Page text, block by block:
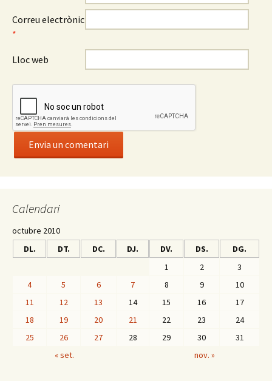
Correu electrònic
*
Lloc web
Calendari
octubre 2010
DL.
DT. DC. DJ. DV. DS. DG.
« set. nov. »
1 2
3
4
5 6 7 8 9
10
11
12 13 14 15 16
17
18
19 20 21 22 23
24
25
26 27 28 29 30 31